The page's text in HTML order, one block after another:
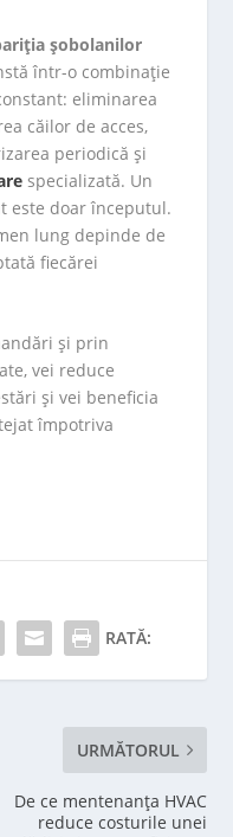
șobolanilor
într-o combinație
eliminarea
căilor de acces,
periodică și
specializată. Un
este doar începutul.
lung depinde de
fiecărei
și prin
vei reduce
și vei beneficia
împotriva
RATĂ:
URMĂTORUL
De ce mentenanța HVAC
reduce costurile unei